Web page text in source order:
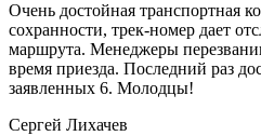
Очень достойная транспортная
сохранности, трек-номер дает
маршрута. Менеджеры
время приезда. Последний раз
заявленных 6. Молодцы!
Сергей Лихачев